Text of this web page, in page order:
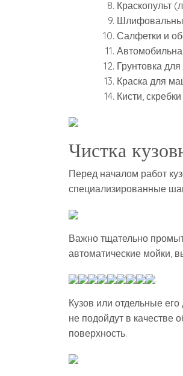
Краскопульт
Салфетки и
Грунтовка для
Краска для
Кисти,
Чистка
Перед началом работ
специализированные
Важно тщательно
автоматические мойки,
Кузов или отдельные
не подойдут в качестве
поверхность.